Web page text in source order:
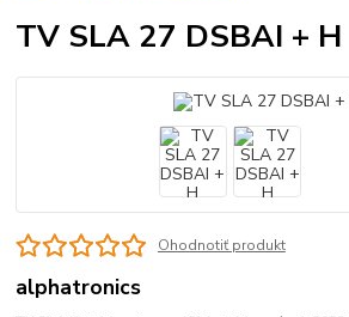
TV SLA 27 DSBAI + H
Ohodnotiť produkt
alphatronics